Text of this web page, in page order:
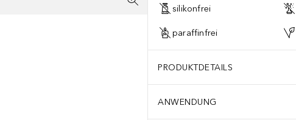
silikonfrei
paraffinfrei
PRODUKTDETAILS
ANWENDUNG